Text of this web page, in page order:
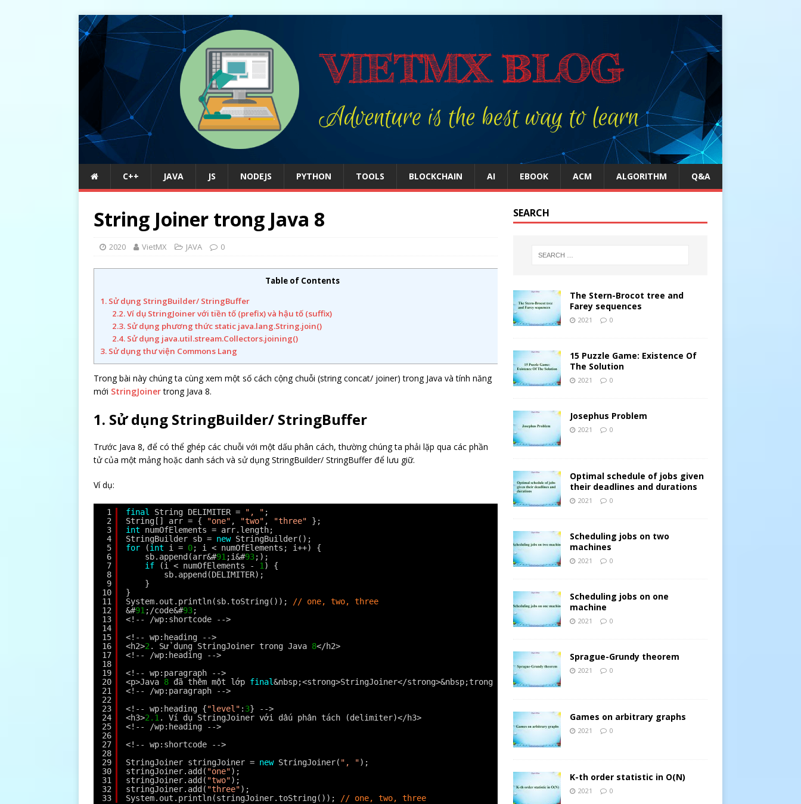
C++ JAVA JS NODEJS PYTHON TOOLS BLOCKCHAIN AI EBOOK ACM ALGORITHM Q&A
String Joiner trong Java 8
2020 VietMX JAVA 0
Table of Contents
1. Sử dụng StringBuilder/ StringBuffer
2.2. Ví dụ StringJoiner với tiền tố (prefix) và hậu tố (suffix)
2.3. Sử dụng phương thức static java.lang.String.join()
2.4. Sử dụng java.util.stream.Collectors.joining()
3. Sử dụng thư viện Commons Lang
Trong bài này chúng ta cùng xem một số cách cộng chuỗi (string concat/ joiner) trong Java và tính năng
mới StringJoinertrong Java 8.
1. Sử dụng StringBuilder/ StringBuffer
Trước Java 8, để có thể ghép các chuỗi với một dấu phân cách, thường chúng ta phải lặp qua các phần
tử của một mảng hoặc danh sách và sử dụng StringBuilder/ StringBuffer để lưu giữ.
Ví dụ:
1
2
3
4
5
6
7
8
9
10
11
12
13
14
15
16
17
18
19
20
21
22
23
24
25
26
27
28
29
30
31
32
33
final String DELIMITER = ", " ;
String[] arr = {
"one" , "two" , "three"
};
int
numOfElements = arr.length;
StringBuilder sb = new StringBuilder();
for
(int i = 0; i < numOfElements; i++) {
sb.append(arr&#91;i&#93;);
if
(i < numOfElements - 1) {
sb.append(DELIMITER);
}
}
System.out.println(sb.toString()); // one, two, three
&#91;/code&#93;
<!-- /wp:shortcode -->
<!-- wp:heading -->
<h2>2. Sử dụng StringJoiner trong Java 8</h2>
<!-- /wp:heading -->
<!-- wp:paragraph -->
<p>Java 8 đã thêm một lớp final&nbsp;<strong>StringJoiner</strong>&nbsp;trong gói&nbsp;<strong>java.util</strong>. Nó được sử dụng để
<!-- /wp:paragraph -->
<!-- wp:heading {"level" : 3} -->
<h3>2.1. Ví dụ StringJoiner với dấu phân tách (delimiter)</h3>
<!-- /wp:heading -->
<!-- wp:shortcode -->
StringJoiner stringJoiner = new StringJoiner( ", ");
stringJoiner.add( "one");
stringJoiner.add( "two");
stringJoiner.add( "three");
System.out.println(stringJoiner.toString()); // one, two, three
SEARCH
The Stern-Brocot tree and
Farey sequences
2021 0
15 Puzzle Game: Existence Of
The Solution
2021 0
Josephus Problem
2021 0
Optimal schedule of jobs given
their deadlines and durations
2021 0
Scheduling jobs on two
machines
2021 0
Scheduling jobs on one
machine
2021 0
Sprague-Grundy theorem
2021 0
Games on arbitrary graphs
2021 0
K-th order statistic in O(N)
2021 0